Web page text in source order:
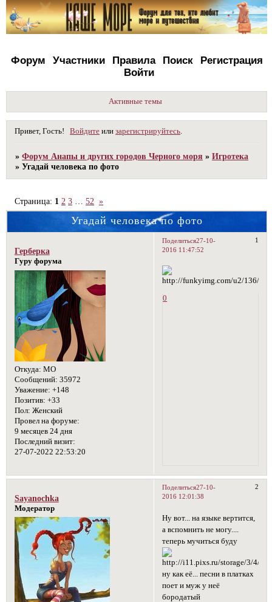
Форум Участники Правила Поиск
Регистрация
Войти
Активные темы
Привет, Гость! Войдите илизарегистрируйтесь
»Форум Анапы и других городов Черного моря »Игротека
»Угадай человека по фото
Угадай человека по фото
Страница: 1 2 3 52 »
Поделиться 1
27-10-
2016 11:47:52
Герберка
Гуру форума
Откуда: МО
Сообщений: 35972
Уважение: +148
Позитив: +33
Пол: Женский
Провел на форуме:
9 месяцев 24 дня
Последний визит:
27-07-2022 22:53:20
0
Поделиться 2
27-10-
2016 12:01:38
Sayanochka
Модератор
Ну вот... на языке вертится,
а вспомнить не могу....
теперь мучиться буду
ну как её... песни в платках
поет и муж у неё
бородатый